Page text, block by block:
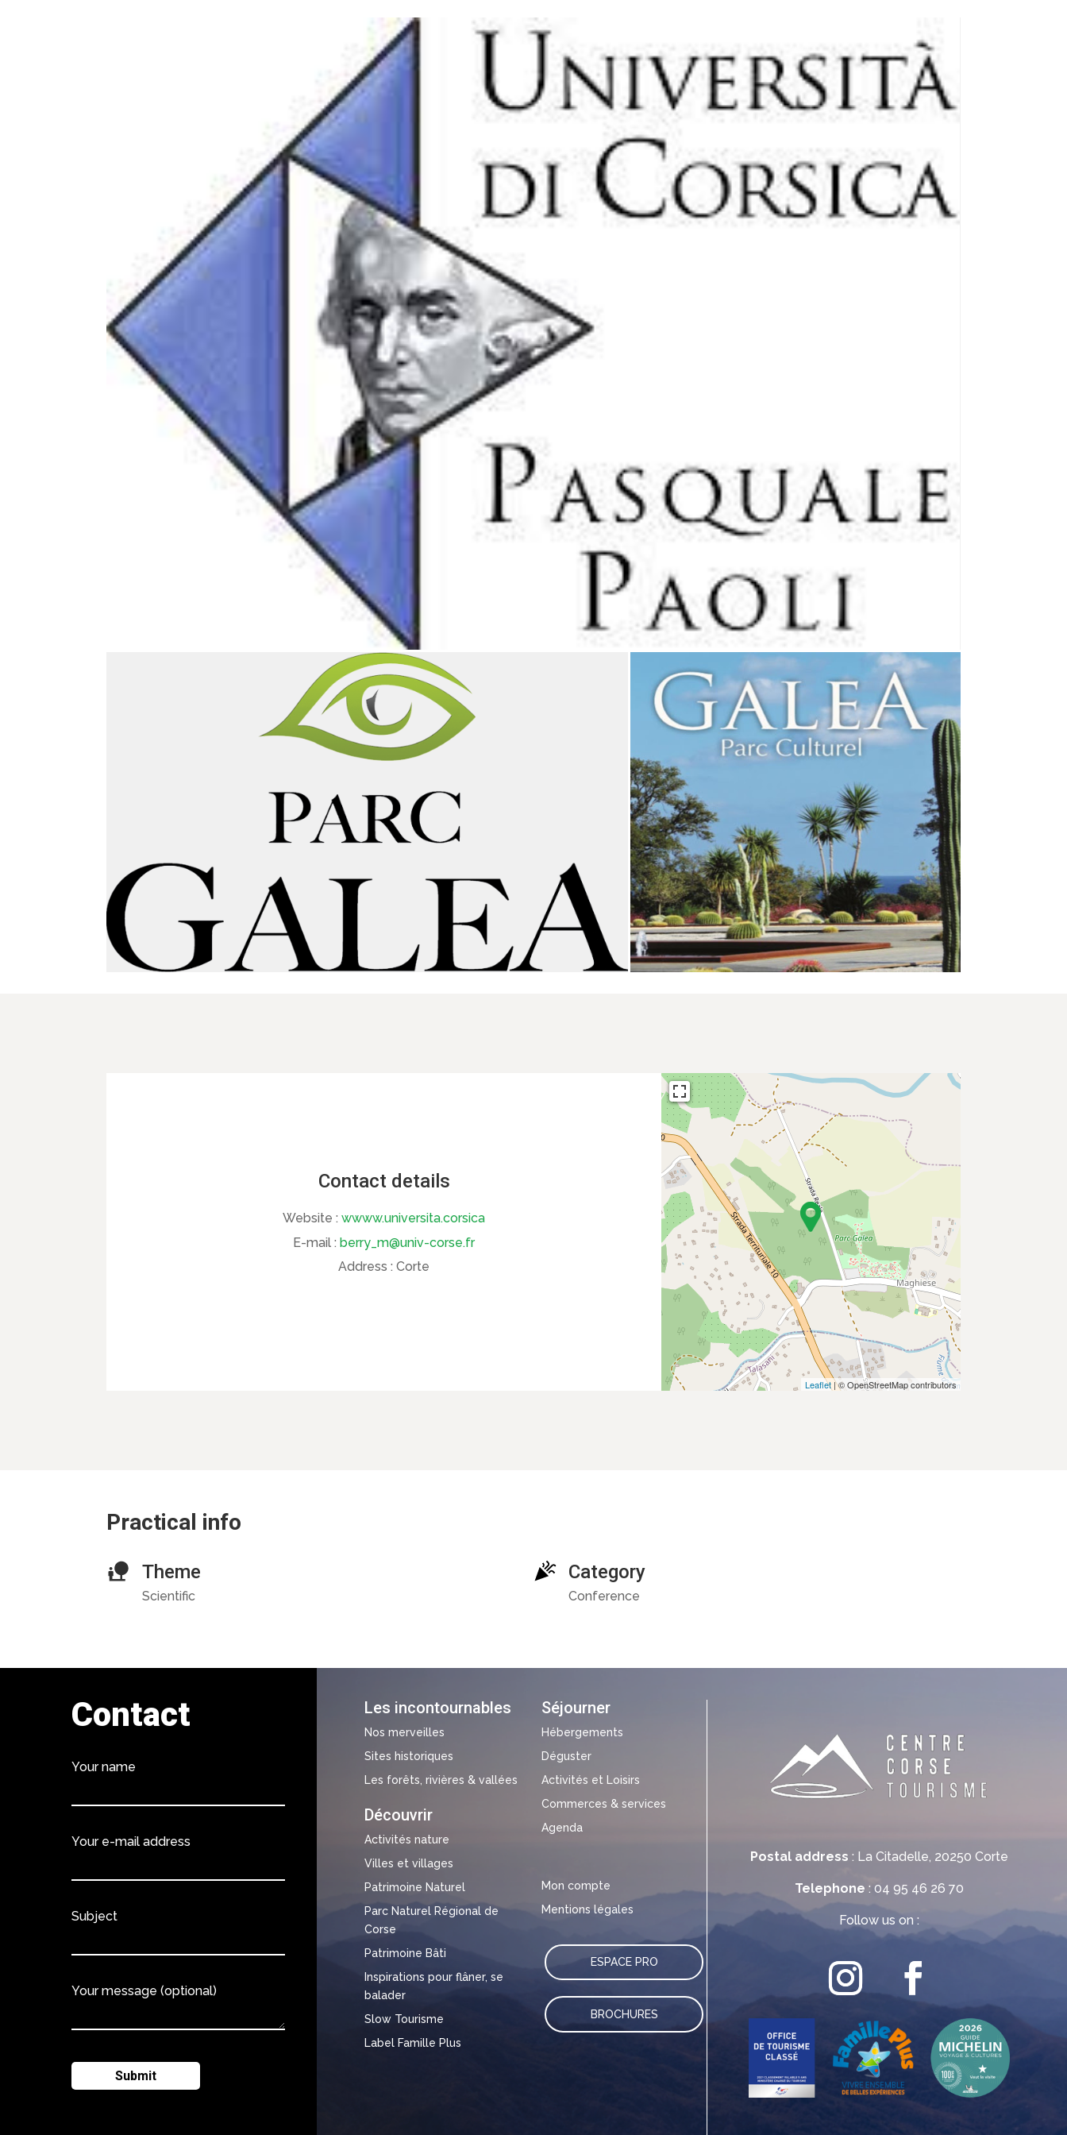
Contact details
Website :wwww.universita.corsica
E-mail : berry_m@univ-corse.fr
Address :Corte
Leaflet| © OpenStreetMap contributors
Practical info
Theme
Scientific
Category
Conference
Postal address : La Citadelle, 20250 Corte
Telephone : 04 95 46 26 70
Follow us on :
Les incontournables
Nos merveilles
Sites historiques
Les forêts, rivières & vallées
Découvrir
Activités nature
Villes et villages
Patrimoine Naturel
Parc Naturel Régional de
Corse
Patrimoine Bâti
Inspirations pour flâner, se
balader
Slow Tourisme
Label Famille Plus
Séjourner
Hébergements
Déguster
Activités et Loisirs
Commerces & services
Agenda
Mon compte
Mentions légales
ESPACE PRO
BROCHURES
Contact
Your name
Your e-mail address
Subject
Your message (optional)